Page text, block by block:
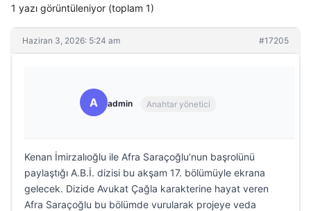
1 yazı görüntüleniyor (toplam 1)
Haziran 3, 2026: 5:24 am #17205
A admin Anahtar yönetici
Kenan İmirzalıoğlu ile Afra Saraçoğlu’nun başrolünü
paylaştığı A.B.İ. dizisi bu akşam 17. bölümüyle ekrana
gelecek. Dizide Avukat Çağla karakterine hayat veren
Afra Saraçoğlu bu bölümde vurularak projeye veda